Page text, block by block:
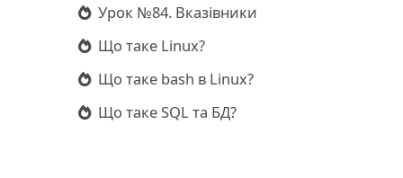
Урок №84. Вказівники
Що таке Linux?
Що таке bash в Linux?
Що таке SQL та БД?